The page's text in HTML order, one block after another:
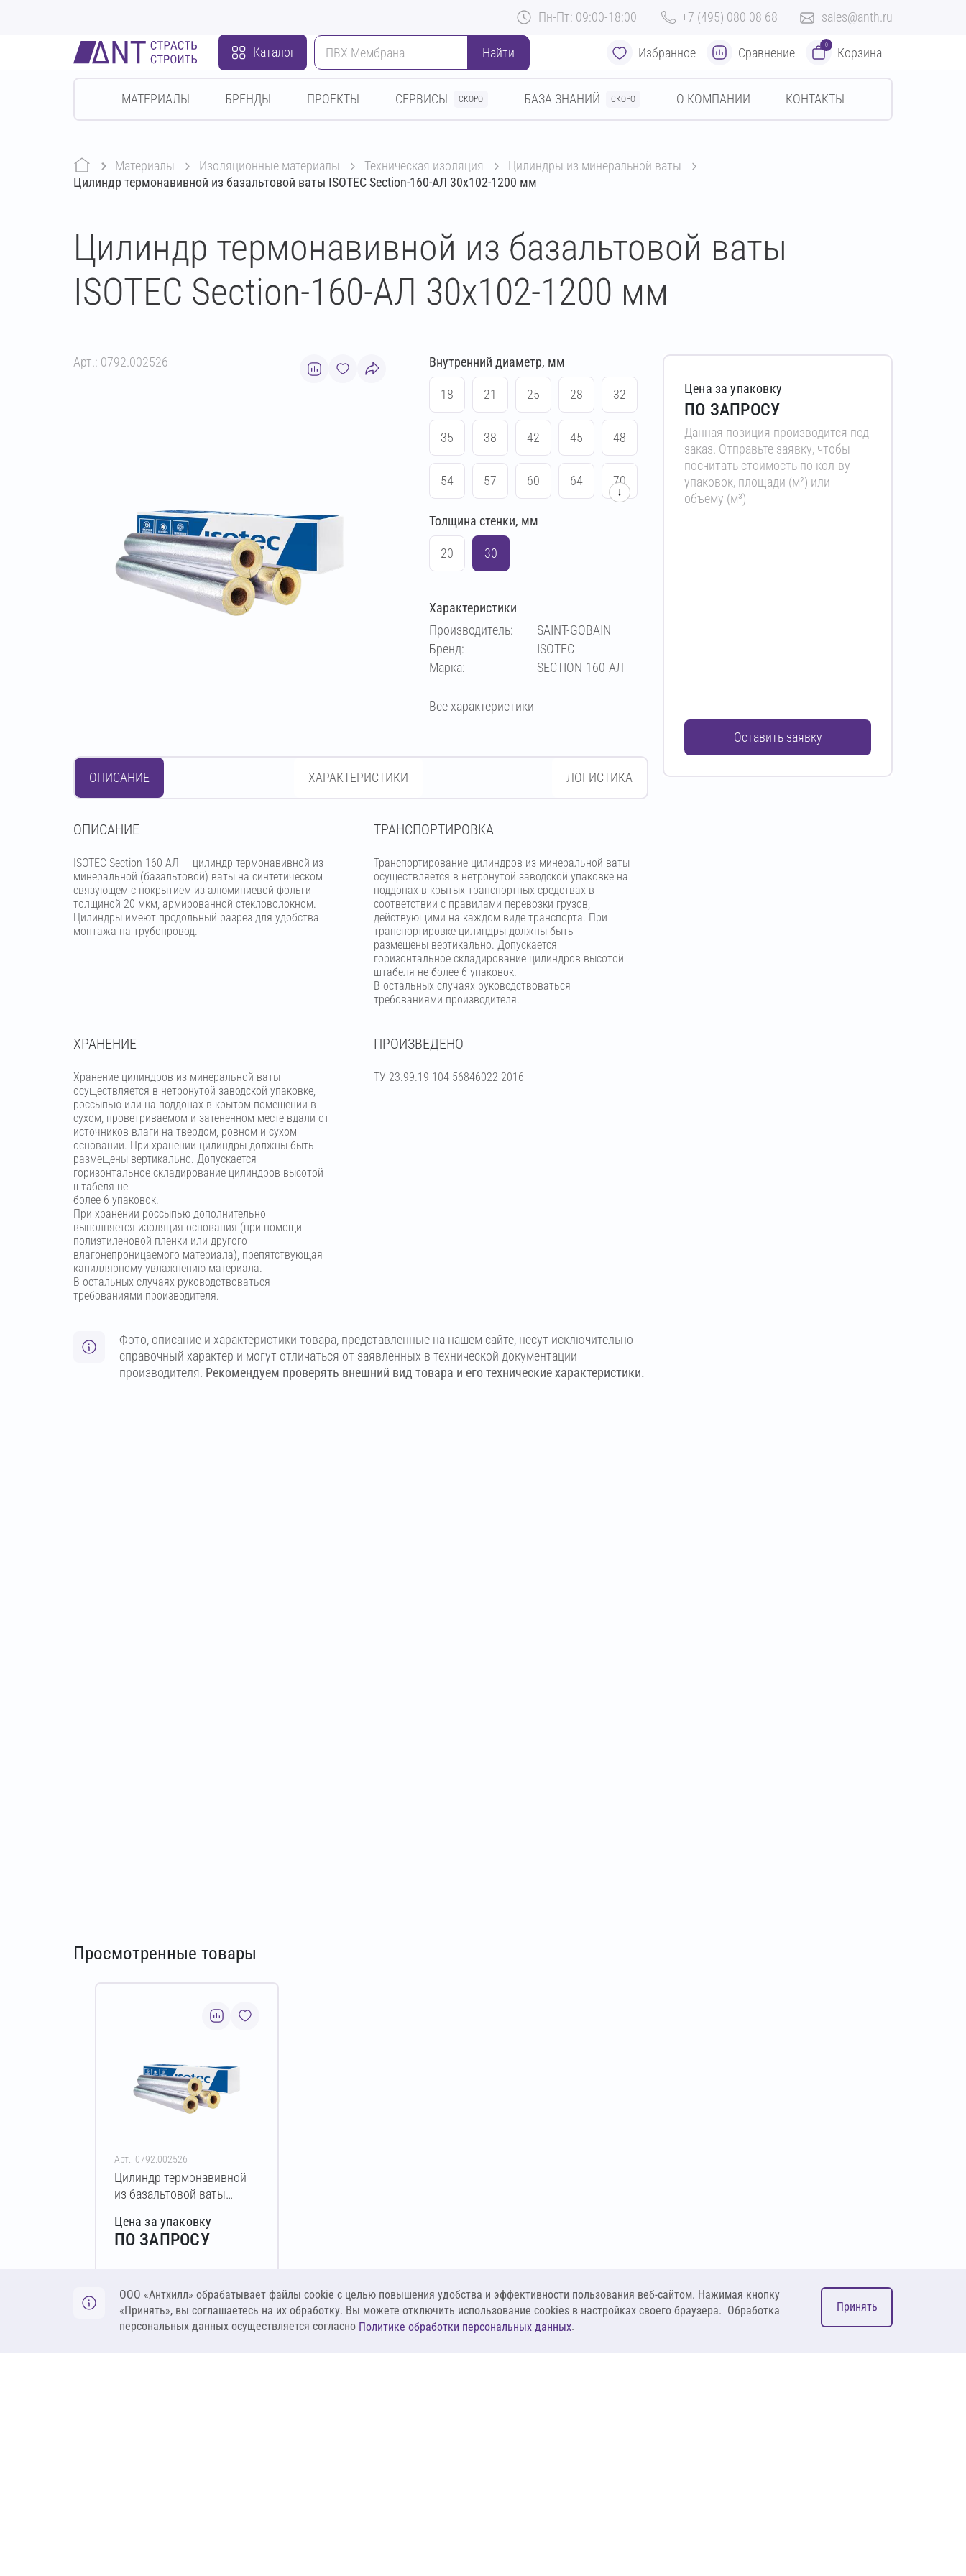
Пн-Пт: 09:00-18:00 +7 (495) 080 08 68 sales@anth.ru
Каталог Найти Избранное Сравнение
0
Корзина
МАТЕРИАЛЫ БРЕНДЫ ПРОЕКТЫ СЕРВИСЫ СКОРО БАЗА ЗНАНИЙ СКОРО О КОМПАНИИ КОНТАКТЫ
Материалы изоляционные материалы техническая изоляция
цилиндры из минеральной ваты
Цилиндр термонавивной из базальтовой ваты ISOTEC Section-160-АЛ 30х102-1200 мм
Цилиндр термонавивной из базальтовой ваты
ISOTEC Section-160-АЛ 30х102-1200 мм
Арт.: 0792.002526 Внутренний диаметр, мм
18 21 25 28 32
35 38 42 45 48
54 57 60 64 70
76 83 89
133
169 194
102
↓
Толщина стенки, мм
20 30
Характеристики
Производитель:
SAINT-GOBAIN
Бренд:
ISOTEC
Марка:
SECTION-160-АЛ
Все характеристики
ОПИСАНИЕ ХАРАКТЕРИСТИКИ ЛОГИСТИКА
OПИСАНИЕ
ISOTEC Section-160-АЛ — цилиндр термонавивной из
минеральной (базальтовой) ваты на синтетическом
связующем с покрытием из алюминиевой фольги
толщиной 20 мкм, армированной стекловолокном.
Цилиндры имеют продольный разрез для удобства
монтажа на трубопровод.
ТРАНСПОРТИРОВКА
Транспортирование цилиндров из минеральной ваты
осуществляется в нетронутой заводской упаковке на
поддонах в крытых транспортных средствах в
соответствии с правилами перевозки грузов,
действующими на каждом виде транспорта. При
транспортировке цилиндры должны быть
размещены вертикально. Допускается
горизонтальное складирование цилиндров высотой
штабеля не более 6 упаковок.
В остальных случаях руководствоваться
требованиями производителя.
ХРАНЕНИЕ
Хранение цилиндров из минеральной ваты
осуществляется в нетронутой заводской упаковке,
россыпью или на поддонах в крытом помещении в
сухом, проветриваемом и затененном месте вдали от
источников влаги на твердом, ровном и сухом
основании. При хранении цилиндры должны быть
размещены вертикально. Допускается
горизонтальное складирование цилиндров высотой
штабеля не
более 6 упаковок.
При хранении россыпью дополнительно
выполняется изоляция основания (при помощи
полиэтиленовой пленки или другого
влагонепроницаемого материала), препятствующая
капиллярному увлажнению материала.
В остальных случаях руководствоваться
требованиями производителя.
ПРОИЗВЕДЕНО
ТУ 23.99.19-104-56846022-2016
Фото, описание и характеристики товара, представленные на нашем сайте, несут исключительно
справочный характер и могут отличаться от заявленных в технической документации
производителя. Рекомендуем проверять внешний вид товара и его технические характеристики.
Цена за упаковку
ПО ЗАПРОСУ
Данная позиция производится под
заказ. Отправьте заявку, чтобы
посчитать стоимость по кол-ву
упаковок, площади (м²) или
объему (м³)
Оставить заявку
Просмотренные товары
Арт.: 0792.002526
Цилиндр термонавивной
из базальтовой ваты
30х102-1200 мм
Цена за упаковку
ПО ЗАПРОСУ
Оставить заявку
ООО «Антхилл» обрабатывает файлы cookie c целью повышения удобства и эффективности пользования веб-сайтом. Нажимая кнопку
«Принять», вы соглашаетесь на их обработку. Вы можете отключить использование cookies в настройках своего браузера. Обработка
персональных данных осуществляется согласно Политике обработки персональных данных.
Принять